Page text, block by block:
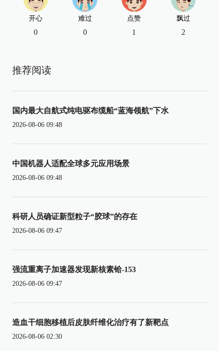
开心
0
难过
0
点赞
1
飘过
2
推荐阅读
国内最大自航式纯电驱布缆船“蓝海领航”下水
2026-08-06 09:48
中国机器人适配全球多元应用场景
2026-08-06 09:48
科研人员确证新型粒子“胶球”的存在
2026-08-06 09:47
强流重离子加速器发现新核素铪-153
2026-08-06 09:47
造血干细胞移植后皮肤纤维化治疗有了新靶点
2026-08-06 02:30